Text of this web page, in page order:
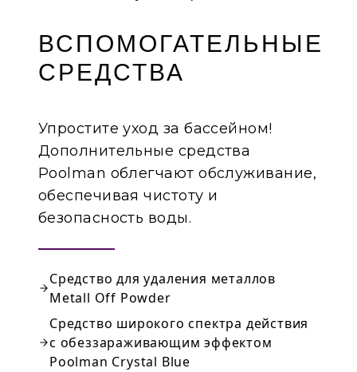
ВСПОМОГАТЕЛЬНЫЕ
СРЕДСТВА
Упростите уход за бассейном!
Дополнительные средства
Poolman облегчают обслуживание,
обеспечивая чистоту и
безопасность воды.
Средство для удаления металлов
Metall Off Powder
Средство широкого спектра действия
с обеззараживающим эффектом
Poolman Crystal Blue